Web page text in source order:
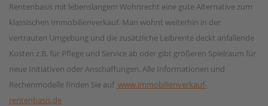
Rentenbasis mit lebenslangem Wohnrecht eine gute Alternative zum
klassischen Immobilienverkauf. Man wohnt weiterhin in der
vertrauten Umgebung und die zusätzliche Leibrente deckt anfallende
Kosten z.B. für Pflege und Service ab oder gibt größeren Spielraum für
neue Initiativen oder Anschaffungen. Alle Informationen und
Rechenmodelle finden Sie auf www.immobilienverkauf-
rentenbasis.de